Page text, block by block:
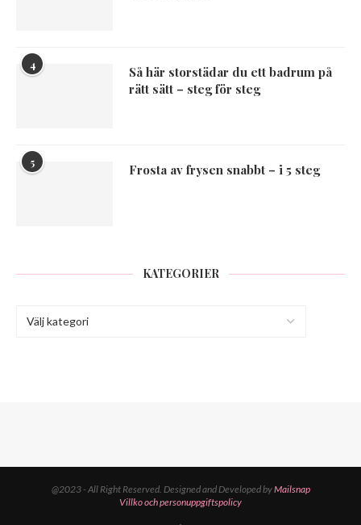
4
Så här storstädar du ett badrum på
rätt sätt – steg för steg
5 Frosta av frysen snabbt – i 5 steg
KATEGORIER
@2023 - All Right Reserved. Designed and Developed byMailsnap
Villko och personuppgiftspolicy